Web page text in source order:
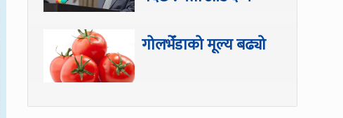
गोलभेँडाको मूल्य बढ्यो